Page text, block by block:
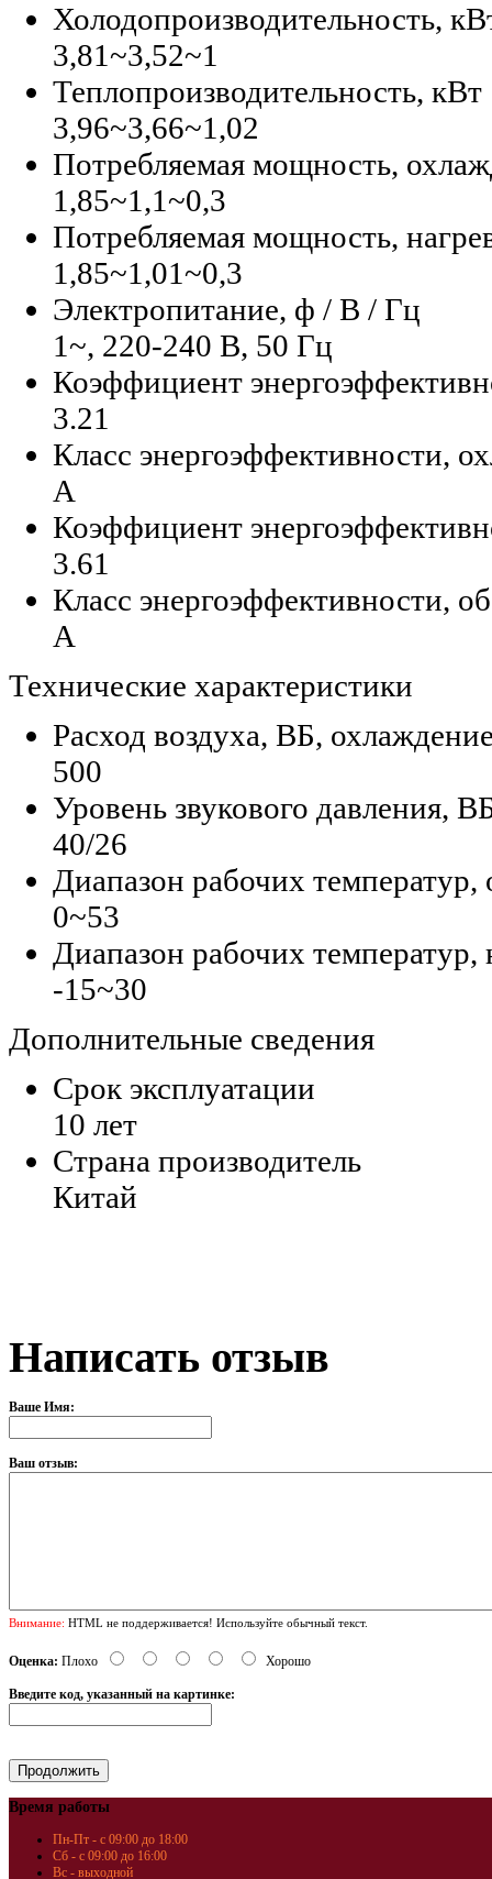
Холодопроизводительность,
3,81~3,52~1
Теплопроизводительность, кВт
3,96~3,66~1,02
Потребляемая мощность,
1,85~1,1~0,3
Потребляемая мощность,
1,85~1,01~0,3
Электропитание, ф / В / Гц
1~, 220-240 В, 50 Гц
Коэффициент
3.21
Класс энергоэффективности,
A
Коэффициент
3.61
Класс энергоэффективности,
A
Технические характеристики
Расход воздуха, ВБ,
500
Уровень звукового давления,
40/26
Диапазон рабочих температур,
0~53
Диапазон рабочих температур,
-15~30
Дополнительные сведения
Срок эксплуатации
10 лет
Страна производитель
Китай
Написать отзыв
Ваше Имя:
Ваш отзыв:
Внимание: HTML не поддерживается! Используйте обычный текст.
Оценка: Плохо Хорошо
Введите код, указанный на картинке:
Время работы
Пн-Пт - с 09:00 до 18:00
Сб - с 09:00 до 16:00
Вс - выходной